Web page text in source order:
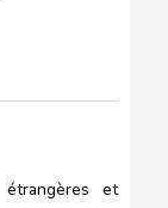
étrangères et